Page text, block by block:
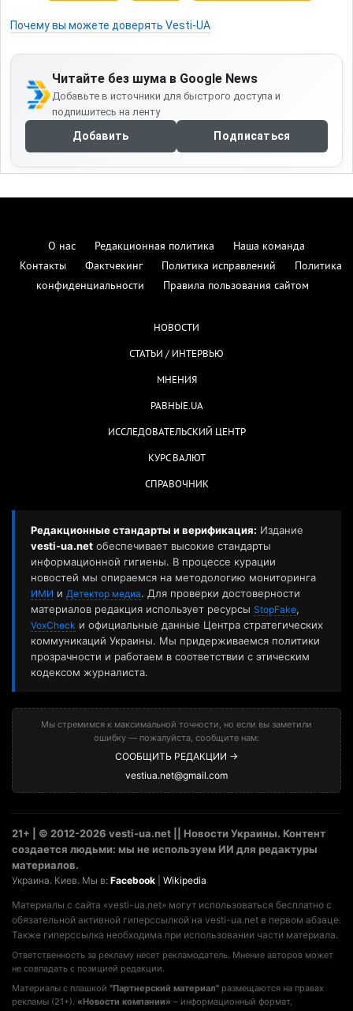
Почему вы можете доверять Vesti-UA
Читайте без шума в Google News
Добавьте в источники для быстрого доступа и
подпишитесь на ленту
Добавить Подписаться
О нас Редакционная политика
Наша команда
Контакты
Фактчекинг Политика исправлений
Политика
конфиденциальности
Правила пользования сайтом
НОВОСТИ
СТАТЬИ / ИНТЕРВЬЮ
МНЕНИЯ
РАВНЫЕ.UA
ИССЛЕДОВАТЕЛЬСКИЙ ЦЕНТР
КУРС ВАЛЮТ
СПРАВОЧНИК
Редакционные стандарты и верификация: Издание
vesti-ua.net обеспечивает высокие стандарты
информационной гигиены. В процессе курации
новостей мы опираемся на методологию мониторинга
ИМИ и Детектор медиа. Для проверки достоверности
материалов редакция использует ресурсы StopFake,
VoxCheck и официальные данные Центра стратегических
коммуникаций Украины. Мы придерживаемся политики
прозрачности и работаем в соответствии с этическим
кодексом журналиста.
Мы стремимся к максимальной точности, но если вы заметили
ошибку — пожалуйста, сообщите нам:
СООБЩИТЬ РЕДАКЦИИ →
vestiua.net@gmail.com
21+ | © 2012-2026 vesti-ua.net || Новости Украины. Контент
создается людьми: мы не используем ИИ для редактуры
материалов.
Украина. Киев. Мы в: Facebook Wikipedia
Материалы с сайта «vesti-ua.net» могут использоваться бесплатно с
обязательной активной гиперссылкой на vesti-ua.net в первом абзаце.
Также гиперссылка необходима при использовании части материала.
Ответственность за рекламу несет рекламодатель. Мнение авторов может
не совпадать с позицией редакции.
Материалы с плашкой "Партнерский материал" размещаются на правах
рекламы (21+). «Новости компании» – информационный формат,